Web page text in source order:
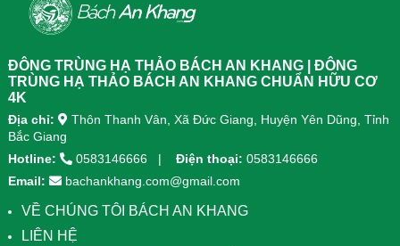
Sản phẩm được sản xuất tại nhà
máy đạt chuẩn GMP, sử dụng công
giúp hấp thu nhanh và hiệu quả
hơn.
ĐÔNG TRÙNG HẠ THẢO BÁCH AN KHANG | ĐÔNG
TRÙNG HẠ THẢO BÁCH AN KHANG CHUẨN HỮU CƠ
4K
Địa chỉ:
Thôn Thanh Vân, Xã Đức Giang, Huyện Yên Dũng, Tỉnh
Bắc Giang
Hotline:
0583146666 Điện thoại: 0583146666
Email:
bachankhang.com@gmail.com
VỀ CHÚNG TÔI BÁCH AN KHANG
LIÊN HỆ